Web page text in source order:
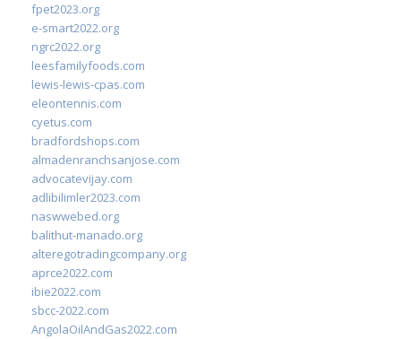
fpet2023.org
e-smart2022.org
ngrc2022.org
leesfamilyfoods.com
lewis-lewis-cpas.com
eleontennis.com
cyetus.com
bradfordshops.com
almadenranchsanjose.com
advocatevijay.com
adlibilimler2023.com
naswwebed.org
balithut-manado.org
alteregotradingcompany.org
aprce2022.com
ibie2022.com
sbcc-2022.com
AngolaOilAndGas2022.com